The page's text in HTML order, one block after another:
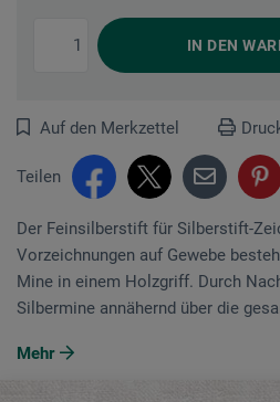
IN DEN
Auf den Merkzettel
Teilen
Der Feinsilberstift für Silberstift-
Vorzeichnungen auf Gewebe
Mine in einem Holzgriff. Durch
Silbermine annähernd über die
Mehr